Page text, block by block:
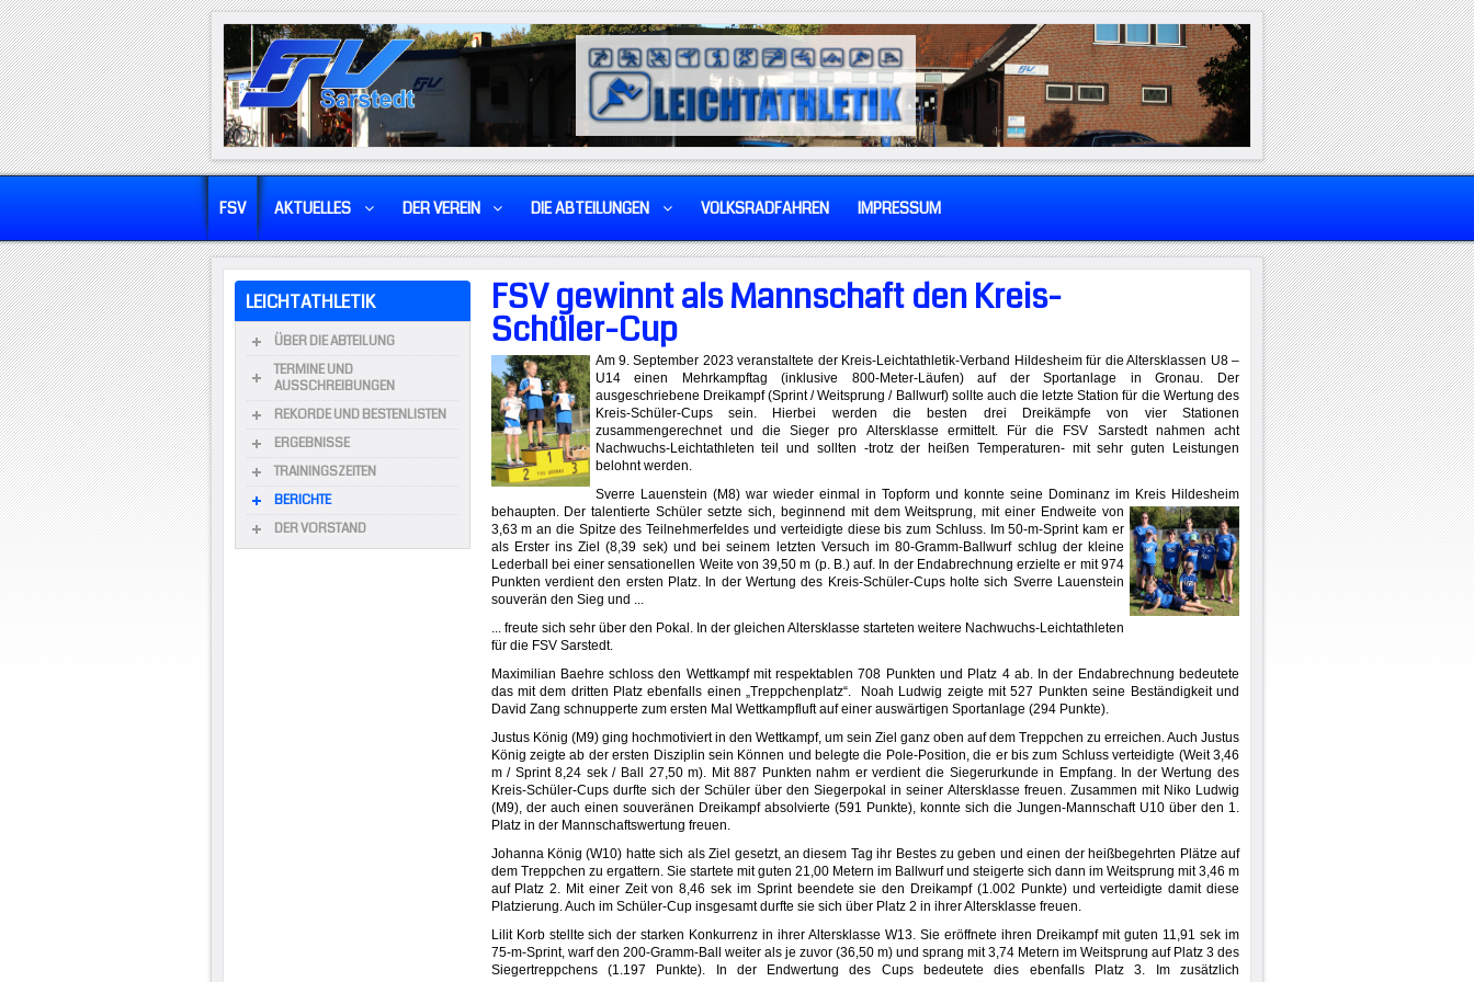
FSV AKTUELLES DER VEREIN DIE ABTEILUNGEN VOLKSRADFAHREN IMPRESSUM
LEICHTATHLETIK
ÜBER DIE ABTEILUNG
TERMINE UND
AUSSCHREIBUNGEN
REKORDE UND BESTENLISTEN
ERGEBNISSE
TRAININGSZEITEN
BERICHTE
DER VORSTAND
FSV gewinnt als Mannschaft den Kreis-
Schüler-Cup
Am 9. September 2023 veranstaltete der Kreis-Leichtathletik-Verband Hildesheim für die Altersklassen U8 –
U14 einen Mehrkampftag (inklusive 800-Meter-Läufen) auf der Sportanlage in Gronau. Der
ausgeschriebene Dreikampf (Sprint / Weitsprung / Ballwurf) sollte auch die letzte Station für die Wertung des
Kreis-Schüler-Cups sein. Hierbei werden die besten drei Dreikämpfe von vier Stationen
zusammengerechnet und die Sieger pro Altersklasse ermittelt. Für die FSV Sarstedt nahmen acht
Nachwuchs-Leichtathleten teil und sollten -trotz der heißen Temperaturen- mit sehr guten Leistungen
belohnt werden.
Sverre Lauenstein (M8) war wieder einmal in Topform und konnte seine Dominanz im KreisHildesheim
behaupten. Der talentierte Schüler setzte sich, beginnend mit dem Weitsprung, mit einer Endweite von
3,63 m an die Spitze des Teilnehmerfeldes und verteidigte diese bis zum Schluss. Im 50-m-Sprint kam er
als Erster ins Ziel (8,39 sek) und bei seinem letzten Versuch im 80-Gramm-Ballwurf schlug der kleine
Lederball bei einer sensationellen Weite von 39,50 m (p. B.) auf. In der Endabrechnung erzielte er mit 974
Punkten verdient den ersten Platz. In der Wertung des Kreis-Schüler-Cups holte sich Sverre Lauenstein
souverän den Sieg und ...
... freute sich sehr über den Pokal. In der gleichen Altersklasse starteten weitere Nachwuchs-Leichtathleten
für die FSV Sarstedt.
Maximilian Baehre schloss den Wettkampf mit respektablen 708 Punkten und Platz 4 ab. In der Endabrechnung bedeutete
das mit dem dritten Platz ebenfalls einen „Treppchenplatz“. Noah Ludwig zeigte mit 527 Punkten seine Beständigkeit und
David Zang schnupperte zum ersten Mal Wettkampfluft auf einer auswärtigen Sportanlage (294 Punkte).
Justus König (M9) ging hochmotiviert in den Wettkampf, um sein Ziel ganz oben auf dem Treppchen zu erreichen. Auch Justus
König zeigte ab der ersten Disziplin sein Können und belegte die Pole-Position, die er bis zum Schluss verteidigte (Weit 3,46
m / Sprint 8,24 sek / Ball 27,50 m). Mit 887 Punkten nahm er verdient die Siegerurkunde in Empfang. In der Wertung des
Kreis-Schüler-Cups durfte sich der Schüler über den Siegerpokal in seiner Altersklasse freuen. Zusammen mit Niko Ludwig
(M9), der auch einen souveränen Dreikampf absolvierte (591 Punkte), konnte sich die Jungen-Mannschaft U10 über den 1.
Platz in der Mannschaftswertung freuen.
Johanna König (W10) hatte sich als Ziel gesetzt, an diesem Tag ihr Bestes zu geben und einen der heißbegehrten Plätze auf
dem Treppchen zu ergattern. Sie startete mit guten 21,00 Metern im Ballwurf und steigerte sich dann im Weitsprung mit 3,46 m
auf Platz 2. Mit einer Zeit von 8,46 sek im Sprint beendete sie den Dreikampf (1.002 Punkte) und verteidigte damit diese
Platzierung. Auch im Schüler-Cup insgesamt durfte sie sich über Platz 2 in ihrer Altersklasse freuen.
Lilit Korb stellte sich der starken Konkurrenz in ihrer Altersklasse W13. Sie eröffnete ihren Dreikampf mit guten 11,91 sek im
75-m-Sprint, warf den 200-Gramm-Ball weiter als je zuvor (36,50 m) und sprang mit 3,74 Metern im Weitsprung auf Platz 3 des
Siegertreppchens (1.197 Punkte). In der Endwertung des Cups bedeutete dies ebenfalls Platz 3. Im zusätzlich